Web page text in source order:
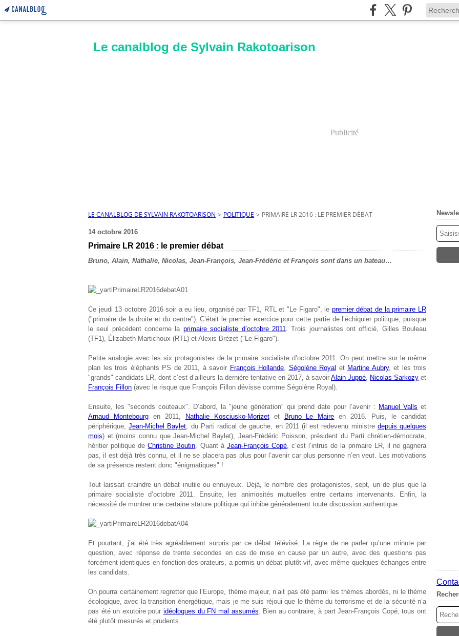
Le canalblog de Sylvain Rakotoarison
Publicité
LE CANALBLOG DE SYLVAIN RAKOTOARISON > POLITIQUE > PRIMAIRE LR 2016 : LE PREMIER DÉBAT
14 octobre 2016
Primaire LR 2016 : le premier débat
Bruno, Alain, Nathalie, Nicolas, Jean-François, Jean-Frédéric et François sont dans un bateau…
Ce jeudi 13 octobre 2016 soir a eu lieu, organisé par TF1, RTL et "Le Figaro", le premier débat de la primaire LR
("primaire de la droite et du centre"). C’était le premier exercice pour cette partie de l’échiquier politique, puisque
le seul précédent concerne la primaire socialiste d’octobre 2011. Trois journalistes ont officié, Gilles Bouleau
(TF1), Élizabeth Martichoux (RTL) et Alexis Brézet ("Le Figaro").
Petite analogie avec les six protagonistes de la primaire socialiste d’octobre 2011. On peut mettre sur le même
plan les trois éléphants PS de 2011, à savoir François Hollande, Ségolène Royal et Martine Aubry, et les trois
"grands" candidats LR, dont c’est d’ailleurs la dernière tentative en 2017, à savoir Alain Juppé, Nicolas Sarkozy et
François Fillon (avec le risque que François Fillon dévisse comme Ségolène Royal).
Ensuite, les "seconds couteaux". D’abord, la "jeune génération" qui prend date pour l’avenir : Manuel Valls et
Arnaud Montebourgen 2011, Nathalie Kosciusko-Morizetet Bruno Le Maire en 2016. Puis, le candidat
périphérique,Jean-Michel Baylet, du Parti radical de gauche, en 2011 (il est redevenu ministre depuis quelques
mois) et (moins connu que Jean-Michel Baylet), Jean-Frédéric Poisson, président du Parti chrétien-démocrate,
héritier politique deChristine Boutin. Quant à Jean-François Copé, c’est l’intrus de la primaire LR, il ne gagnera
pas, il est déjà très connu, et il ne se placera pas plus pour l’avenir car plus personne n’en veut. Les motivations
de sa présence restent donc "énigmatiques" !
Tout laissait craindre un débat inutile ou ennuyeux. Déjà, le nombre des protagonistes, sept, un de plus que la
primaire socialiste d’octobre 2011. Ensuite, les animosités mutuelles entre certains intervenants. Enfin, la
nécessité de montrer une certaine stature politique qui inhibe généralement toute discussion authentique.
Et pourtant, j’ai été très agréablement surpris par ce débat télévisé. La règle de ne parler qu’une minute par
question, avec réponse de trente secondes en cas de mise en cause par un autre, avec des questions pas
forcément identiques en fonction des orateurs, a permis un débat plutôt vif, avec même quelques échanges entre
les candidats.
On pourra certainement regretter que l’Europe, thème majeur, n’ait pas été parmi les thèmes abordés, ni le thème
écologique, avec la transition énergétique, mais je me suis réjoui que le thème du terrorisme et de la sécurité n’a
pas été un exutoire pouridéologues du FN mal assumés. Bien au contraire, à part Jean-François Copé, tous ont
été plutôt mesurés et prudents.